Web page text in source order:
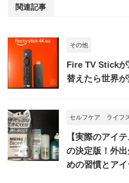
関連記事
その他
Fire TV Stick
替えたら世界
セルフケア ライフ
【実際のアイ
の決定版！外
めの習慣とア